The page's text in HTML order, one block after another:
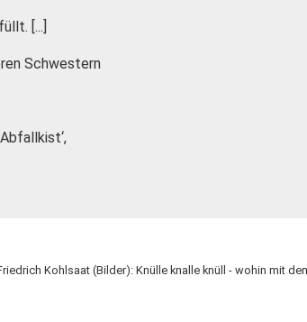
[...]
Schwestern
Kohlsaat (Bilder): Knülle knalle knüll - wohin mit